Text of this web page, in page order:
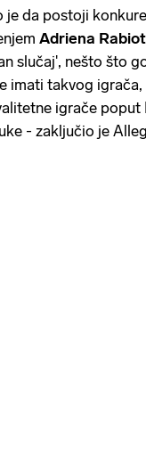
je da postoji
Adriena
slučaj', nešto što
imati takvog
igrače
- zaključio je